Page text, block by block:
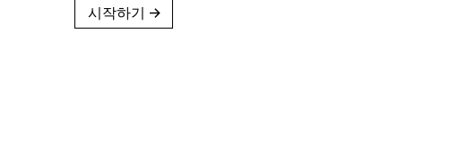
시작하기 →